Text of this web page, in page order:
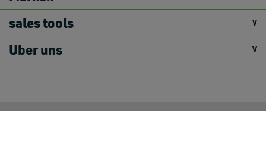
sales tools
Uber uns
Primex Haftungsausschluss
Allgemeine